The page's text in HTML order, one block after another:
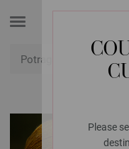
Please